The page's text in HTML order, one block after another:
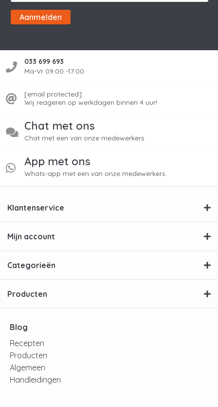
Aanmelden
033 699 693
Ma-Vr 09:00 -17:00
[email protected]
Wij reageren op werkdagen binnen 4 uur!
Chat met ons
Chat met een van onze medewerkers
App met ons
Whats-app met een van onze medewerkers.
Klantenservice
Mijn account
Categorieën
Producten
Blog
Recepten
Producten
Algemeen
Handleidingen